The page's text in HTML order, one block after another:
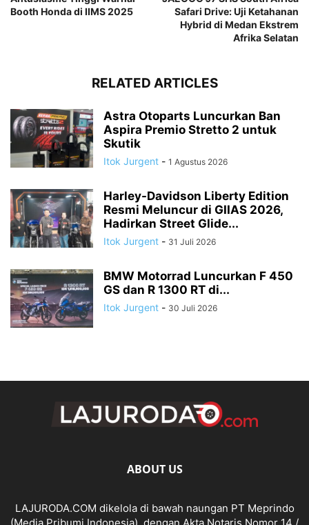
Booth Honda di IIMS 2025
Safari Drive: Uji Ketahanan
Hybrid di Medan Ekstrem
Afrika Selatan
RELATED ARTICLES
Astra Otoparts Luncurkan Ban
Aspira Premio Stretto 2 untuk
Skutik
Itok Jurgent - 1 Agustus 2026
Harley-Davidson Liberty Edition
Resmi Meluncur di GIIAS 2026,
Hadirkan Street Glide...
Itok Jurgent - 31 Juli 2026
BMW Motorrad Luncurkan F 450
GS dan R 1300 RT di...
Itok Jurgent - 30 Juli 2026
ABOUT US
LAJURODA.COM dikelola di bawah naungan PT Meprindo